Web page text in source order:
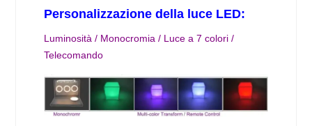
Personalizzazione della luce LED:
Luminosità / Monocromia / Luce a 7 colori /
Telecomando